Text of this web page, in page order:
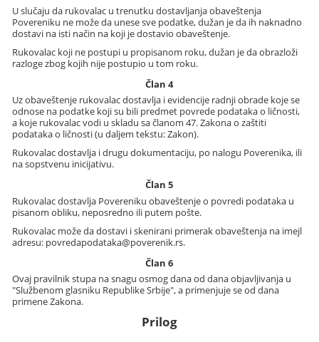
U slučaju da rukovalac u trenutku dostavljanja obaveštenja
Povereniku ne može da unese sve podatke, dužan je da ih naknadno
dostavi na isti način na koji je dostavio obaveštenje.
Rukovalac koji ne postupi u propisanom roku, dužan je da obrazloži
razloge zbog kojih nije postupio u tom roku.
Član 4
Uz obaveštenje rukovalac dostavlja i evidencije radnji obrade koje se
odnose na podatke koji su bili predmet povrede podataka o ličnosti,
a koje rukovalac vodi u skladu sa članom 47. Zakona o zaštiti
podataka o ličnosti (u daljem tekstu: Zakon).
Rukovalac dostavlja i drugu dokumentaciju, po nalogu Poverenika, ili
na sopstvenu inicijativu.
Član 5
Rukovalac dostavlja Povereniku obaveštenje o povredi podataka u
pisanom obliku, neposredno ili putem pošte.
Rukovalac može da dostavi i skenirani primerak obaveštenja na imejl
adresu: povredapodataka@poverenik.rs.
Član 6
Ovaj pravilnik stupa na snagu osmog dana od dana objavljivanja u
"Službenom glasniku Republike Srbije", a primenjuje se od dana
primene Zakona.
Prilog